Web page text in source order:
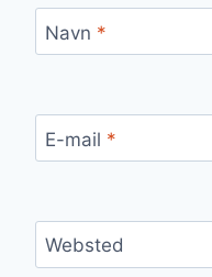
Navn *
E-mail *
Websted